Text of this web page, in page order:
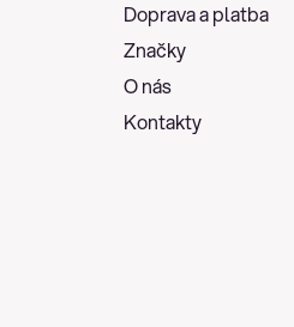
Doprava a platba
Značky
O nás
Kontakty